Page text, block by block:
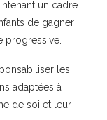
un cadre
de gagner
progressive.
les
adaptées à
de soi et leur